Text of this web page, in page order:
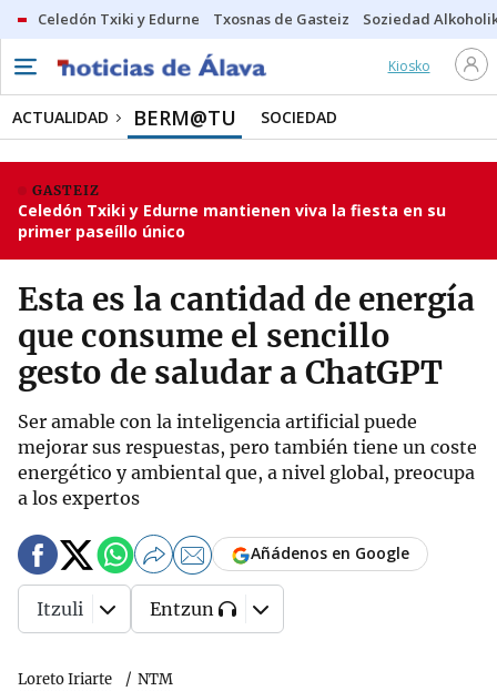
Celedón Txiki y Edurne Txosnas de Gasteiz Soziedad
Kiosko
ACTUALIDAD BERM@TU SOCIEDAD
GASTEIZ
Celedón Txiki y Edurne mantienen viva la fiesta en su
primer paseíllo único
Esta es la cantidad de energía
que consume el sencillo
gesto de saludar a ChatGPT
Ser amable con la inteligencia artificial puede
mejorar sus respuestas, pero también tiene un coste
energético y ambiental que, a nivel global, preocupa
a los expertos
Loreto Iriarte NTM
Añádenos en Google
Itzuli Entzun